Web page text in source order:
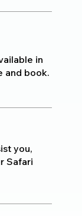
in
and book.
you,
Safari